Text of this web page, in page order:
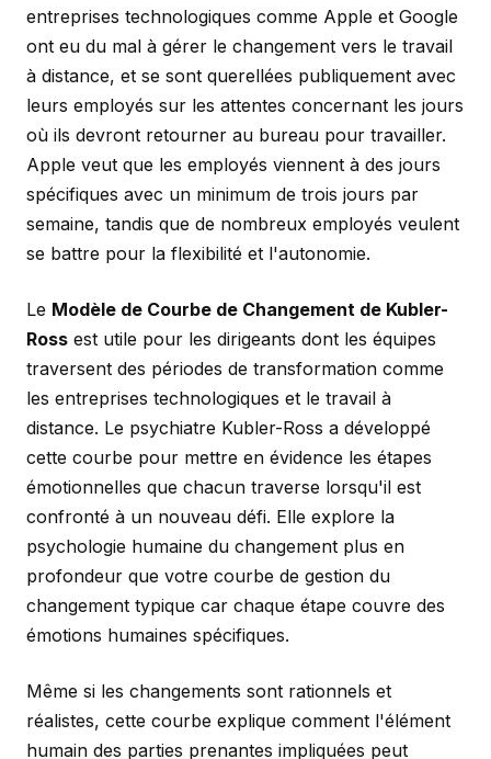
entreprises technologiques comme Apple et Google
ont eu du mal à gérer le changement vers le travail
à distance, et se sont querellées publiquement avec
leurs employés sur les attentes concernant les jours
où ils devront retourner au bureau pour travailler.
Apple veut que les employés viennent à des jours
spécifiques avec un minimum de trois jours par
semaine, tandis que de nombreux employés veulent
se battre pour la flexibilité et l'autonomie.
Le Modèle de Courbe de Changement de Kubler-
Ross est utile pour les dirigeants dont les équipes
traversent des périodes de transformation comme
les entreprises technologiques et le travail à
distance. Le psychiatre Kubler-Ross a développé
cette courbe pour mettre en évidence les étapes
émotionnelles que chacun traverse lorsqu'il est
confronté à un nouveau défi. Elle explore la
psychologie humaine du changement plus en
profondeur que votre courbe de gestion du
changement typique car chaque étape couvre des
émotions humaines spécifiques.
Même si les changements sont rationnels et
réalistes, cette courbe explique comment l'élément
humain des parties prenantes impliquées peut